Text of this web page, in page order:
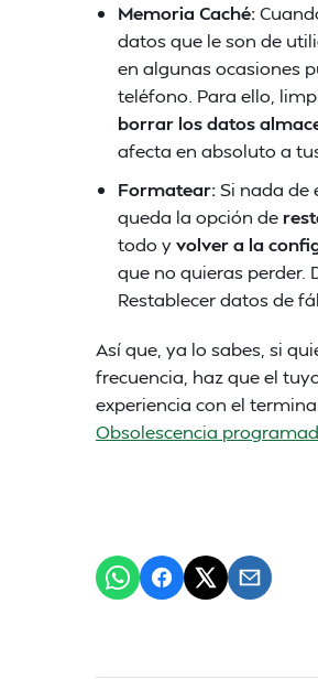
Memoria Caché:
datos que le son de
en algunas ocasiones
teléfono. Para ello,
borrar los datos
afecta en absoluto a
Formatear:Si nada de
queda la opción de
todo yvolver a la
que no quieras perder.
Restablecer datos de
Así que, ya lo sabes, si
frecuencia, haz que el
experiencia con el
Obsolescencia